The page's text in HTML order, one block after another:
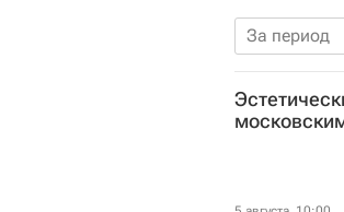
За период